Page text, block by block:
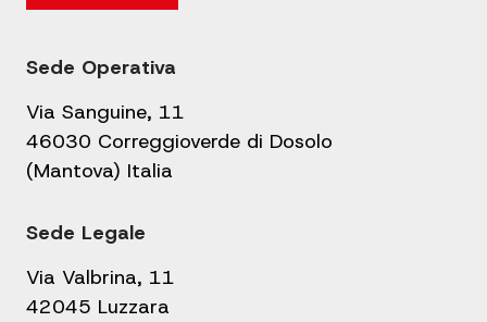
Sede Operativa
Via Sanguine, 11
46030 Correggioverde di Dosolo
(Mantova) Italia
Sede Legale
Via Valbrina, 11
42045 Luzzara